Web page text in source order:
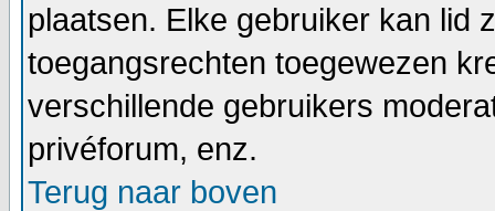
plaatsen. Elke gebruiker kan lid
toegangsrechten toegewezen
verschillende gebruikers
privéforum, enz.
Terug naar boven